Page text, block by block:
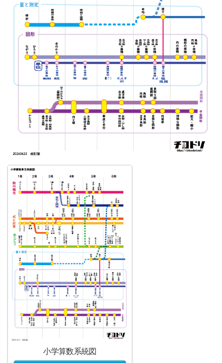
小学算数系統図